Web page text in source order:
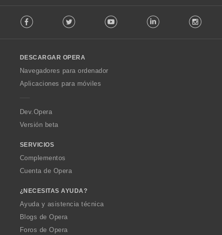
o
w
O
p
a
Facebook Twitter Youtube LinkedIn
DESCARGAR OPERA
Navegadores para ordenador
Aplicaciones para móviles
Dev.Opera
Versión beta
SERVICIOS
Complementos
Cuenta de Opera
¿NECESITAS AYUDA?
Ayuda y asistencia técnica
Blogs de Opera
Foros de Opera